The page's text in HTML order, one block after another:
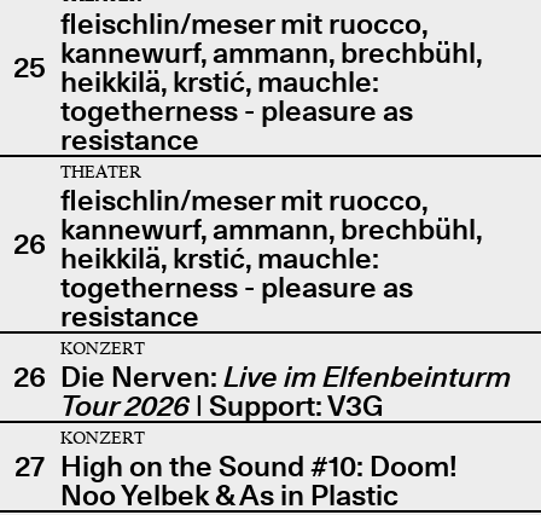
25
fleischlin/meser mit ruocco,
kannewurf, ammann, brechbühl,
heikkilä, krstić, mauchle:
togetherness - pleasure as
resistance
26
THEATER
fleischlin/meser mit ruocco,
kannewurf, ammann, brechbühl,
heikkilä, krstić, mauchle:
togetherness - pleasure as
resistance
26
KONZERT
Die Nerven: Live im Elfenbeinturm
Tour 2026| Support: V3G
27
KONZERT
High on the Sound #10: Doom!
Noo Yelbek & As in Plastic